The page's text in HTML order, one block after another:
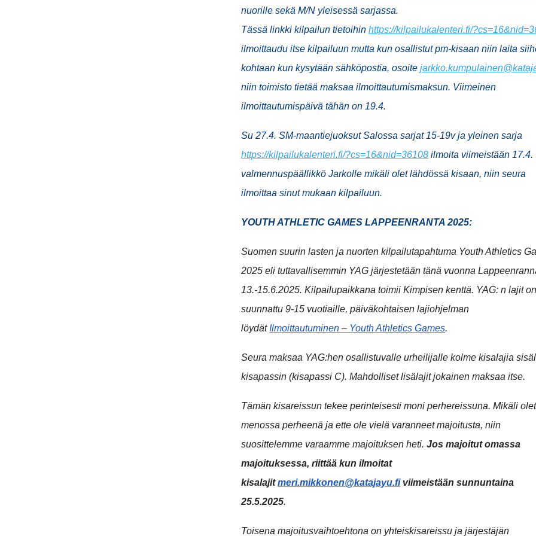
nuorille sekä M/N yleisessä sarjassa.
Tässä linkki kilpailun tietoihinhttps://kilpailukalenteri.fi/
ilmoittaudu itse kilpailuun mutta kun osallistut pm-kisaan niin laita
kohtaan kun kysytään sähköpostia, osoite
niin toimisto tietää maksaa ilmoittautumismaksun. Viimeinen
ilmoittautumispäivä tähän on 19.4.
Su 27.4. SM-maantiejuoksut Salossa sarjat 15-19v ja yleinen sarja
https://kilpailukalenteri.fi/?cs=16&nid=36108 ilmoita viimeistään 17.4.
valmennuspäällikkö Jarkolle mikäli olet lähdössä kisaan, niin seura
ilmoittaa sinut mukaan kilpailuun.
YOUTH ATHLETIC GAMES LAPPEENRANTA 2025:
Suomen suurin lasten ja nuorten kilpailutapahtuma Youth Athletics
2025 eli tuttavallisemmin YAG järjestetään tänä vuonna
13.-15.6.2025. Kilpailupaikkana toimii Kimpisen kenttä. YAG: n lajit on
suunnattu 9-15 vuotiaille, päiväkohtaisen lajiohjelman
löydät Ilmoittautuminen – Youth Athletics Games.
Seura maksaa YAG:hen osallistuvalle urheilijalle kolme kisalajia
kisapassin (kisapassi C). Mahdolliset lisälajit jokainen maksaa itse.
Tämän kisareissun tekee perinteisesti moni perhereissuna. Mikäli
menossa perheenä ja ette ole vielä varanneet majoitusta, niin
suosittelemme varaamme majoituksen heti.Jos majoitut omassa
majoituksessa, riittää kun ilmoitat
kisalajitmeri.mikkonen@katajayu.fiviimeistään sunnuntaina
25.5.2025.
Toisena majoitusvaihtoehtona on yhteiskisareissu ja järjestäjän